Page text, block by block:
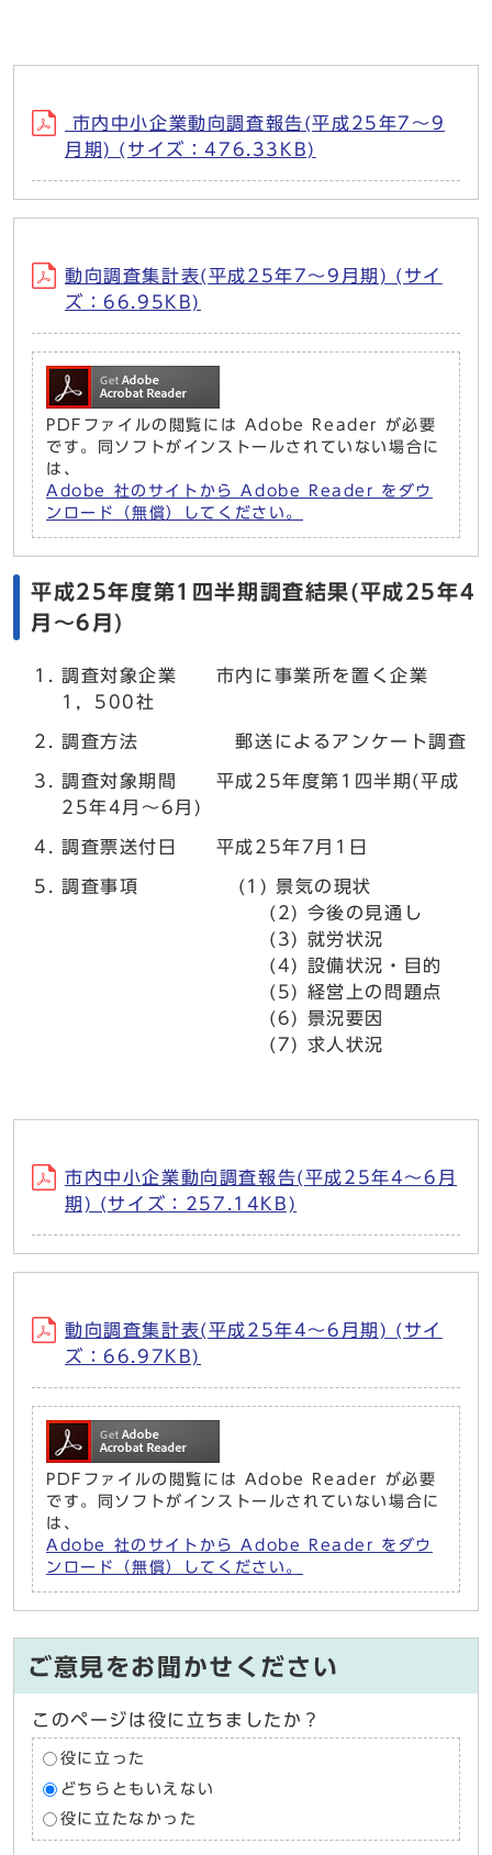
市内中小企業動向調査報告(平成25年7～9
月期) (サイズ：476.33KB)
動向調査集計表(平成25年7～9月期) (サイ
ズ：66.95KB)
PDFファイルの閲覧には Adobe Reader が必要
です。同ソフトがインストールされていない場合に
は、
Adobe 社のサイトから Adobe Reader をダウ
ンロード（無償）してください。
平成25年度第1四半期調査結果(平成25年4
月～6月)
調査対象企業 市内に事業所を置く企業
1，500社
調査方法 郵送によるアンケート調査
調査対象期間 平成25年度第1四半期(平成
25年4月～6月)
調査票送付日 平成25年7月1日
調査事項 (1) 景気の現状
(2) 今後の見通し
(3) 就労状況
(4) 設備状況・目的
(5) 経営上の問題点
(6) 景況要因
(7) 求人状況
市内中小企業動向調査報告(平成25年4～6月
期) (サイズ：257.14KB)
動向調査集計表(平成25年4～6月期) (サイ
ズ：66.97KB)
PDFファイルの閲覧には Adobe Reader が必要
です。同ソフトがインストールされていない場合に
は、
Adobe 社のサイトから Adobe Reader をダウ
ンロード（無償）してください。
ご意見をお聞かせください
このページは役に立ちましたか？
役に立った
どちらともいえない
役に立たなかった